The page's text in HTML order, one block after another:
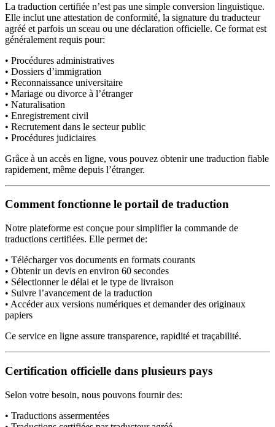
La traduction certifiée n’est pas une simple conversion linguistique.
Elle inclut une attestation de conformité, la signature du traducteur
agréé et parfois un sceau ou une déclaration officielle. Ce format est
généralement requis pour:
• Procédures administratives
• Dossiers d’immigration
• Reconnaissance universitaire
• Mariage ou divorce à l’étranger
• Naturalisation
• Enregistrement civil
• Recrutement dans le secteur public
• Procédures judiciaires
Grâce à un accès en ligne, vous pouvez obtenir une traduction fiable
rapidement, même depuis l’étranger.
Comment fonctionne le portail de traduction
Notre plateforme est conçue pour simplifier la commande de
traductions certifiées. Elle permet de:
• Télécharger vos documents en formats courants
• Obtenir un devis en environ 60 secondes
• Sélectionner le délai et le type de livraison
• Suivre l’avancement de la traduction
• Accéder aux versions numériques et demander des originaux
papiers
Ce service en ligne assure transparence, rapidité et traçabilité.
Certification officielle dans plusieurs pays
Selon votre besoin, nous pouvons fournir des:
• Traductions assermentées